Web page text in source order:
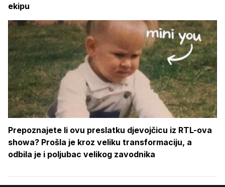
ekipu
Prepoznajete li ovu preslatku djevojčicu iz RTL-ova
showa? Prošla je kroz veliku transformaciju, a
odbila je i poljubac velikog zavodnika